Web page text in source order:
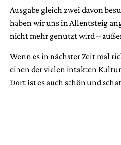
Ausgabe gleich zwei davon
haben wir uns in Allentsteig
nicht mehr genutzt wird –
Wenn es in nächster Zeit mal
einen der vielen intakten
Dort ist es auch schön und